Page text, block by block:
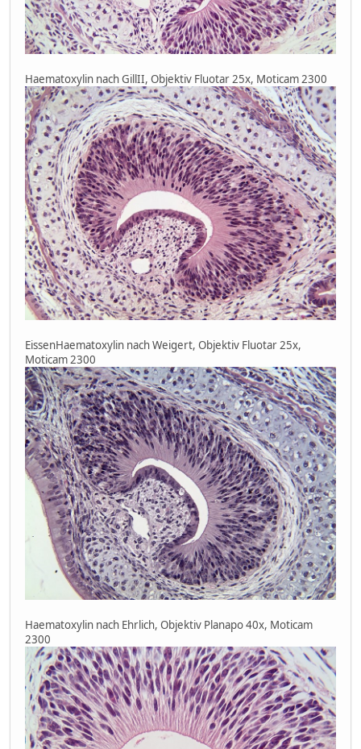
Haematoxylin nach GillII, Objektiv Fluotar 25x, Moticam 2300
EissenHaematoxylin nach Weigert, Objektiv Fluotar 25x,
Moticam 2300
Haematoxylin nach Ehrlich, Objektiv Planapo 40x, Moticam
2300